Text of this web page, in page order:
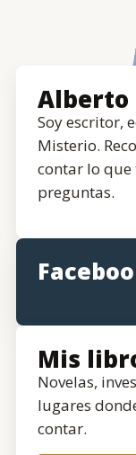
Alberto
Soy escritor,
Misterio.
contar lo
preguntas.
Mis
Novelas,
lugares
contar.